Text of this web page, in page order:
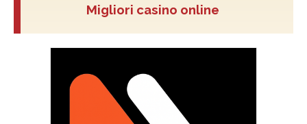
Migliori casino online